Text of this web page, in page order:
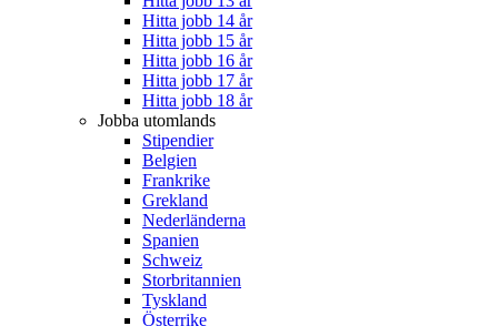
Hitta jobb 14 år
Hitta jobb 15 år
Hitta jobb 16 år
Hitta jobb 17 år
Hitta jobb 18 år
Jobba utomlands
Stipendier
Belgien
Frankrike
Grekland
Nederländerna
Spanien
Schweiz
Storbritannien
Tyskland
Österrike